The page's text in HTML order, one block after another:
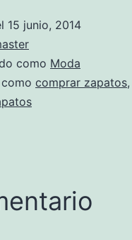
15 junio, 2014
como Moda
comprar zapatos,